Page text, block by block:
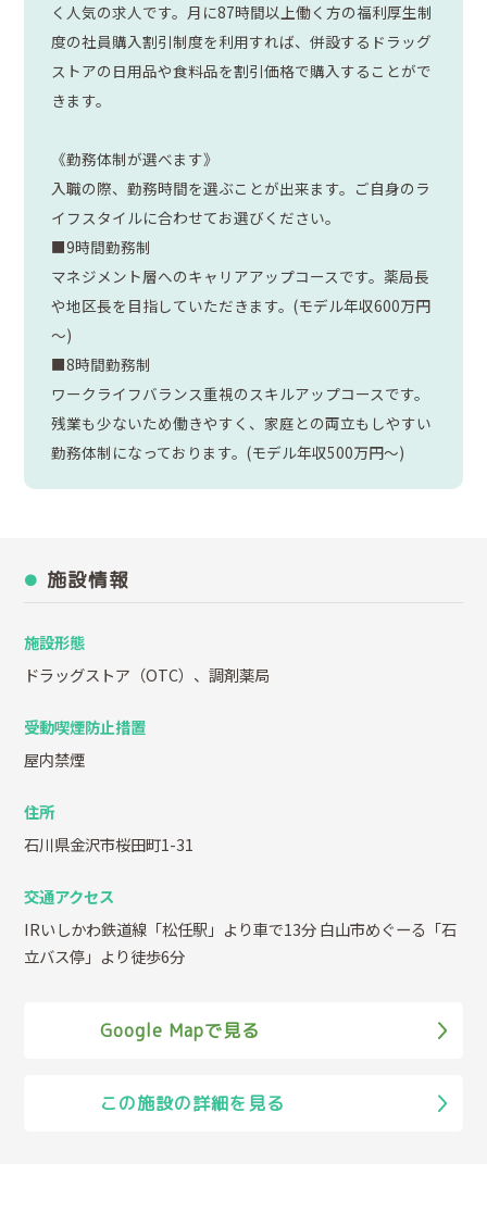
く人気の求人です。月に87時間以上働く方の福利厚生制
度の社員購入割引制度を利用すれば、併設するドラッグ
ストアの日用品や食料品を割引価格で購入することがで
きます。
《勤務体制が選べます》
入職の際、勤務時間を選ぶことが出来ます。ご自身のラ
イフスタイルに合わせてお選びください。
■9時間勤務制
マネジメント層へのキャリアアップコースです。薬局長
や地区長を目指していただきます。(モデル年収600万円
～)
■8時間勤務制
ワークライフバランス重視のスキルアップコースです。
残業も少ないため働きやすく、家庭との両立もしやすい
勤務体制になっております。(モデル年収500万円～)
施設情報
施設形態
ドラッグストア（OTC）、調剤薬局
受動喫煙防止措置
屋内禁煙
住所
石川県金沢市桜田町1-31
交通アクセス
IRいしかわ鉄道線「松任駅」より車で13分 白山市めぐーる「石
立バス停」より徒歩6分
Google Mapで見る
この施設の詳細を見る